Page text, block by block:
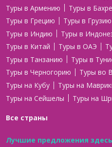
Туры в Армению
Туры в
Туры в Грецию
Туры в Грузию
Туры в Индию
Туры в
Туры в Китай
Туры в ОАЭ
Туры в Танзанию
Туры в
Туры в Черногорию
Туры во
Туры на Кубу
Туры на
Туры на Сейшелы
Туры на
Все страны
Лучшие предложения здесь